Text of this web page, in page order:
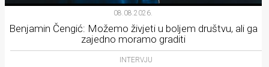
08.08.2026.
Benjamin Čengić: Možemo živjeti u boljem društvu, ali ga
zajedno moramo graditi
INTERVJU